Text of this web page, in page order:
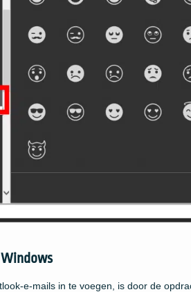
e-mails in te voegen, is door de